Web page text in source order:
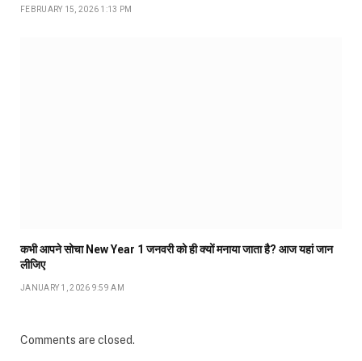
FEBRUARY 15, 2026 1:13 PM
कभी आपने सोचा New Year 1 जनवरी को ही क्यों मनाया जाता है? आज यहां जान
लीजिए
JANUARY 1, 2026 9:59 AM
Comments are closed.